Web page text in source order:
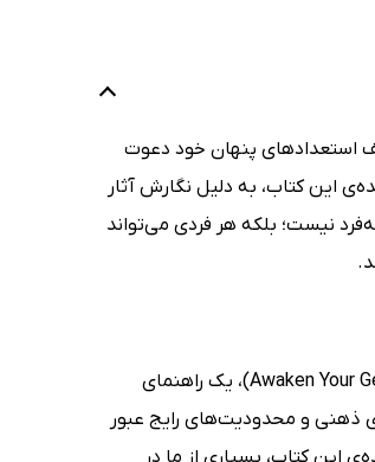
استعدادهای پنهان خود دعوت
این کتاب، به دلیل نگارش آثار
نیست؛ بلکه هر فردی می‌تواند
کتاب نبوغت را بیدار کن (Awaken Your Genius: Escape Conformity, Ignite Creativity, and Become Extraordinary)، یک راهنمای
ذهنی و محدودیت‌های رایج عبور